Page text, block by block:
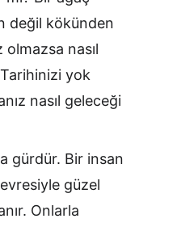
değil kökünden
olmazsa nasıl
yok
nasıl geleceği
gürdür. Bir insan
güzel
Onlarla